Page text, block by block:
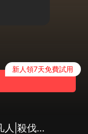
新人領7天免費試用
掌門師叔不可能是凡人|殺伐果斷|玄幻多人